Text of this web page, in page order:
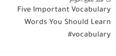
Five Important Vocabulary
Words You Should Learn
#vocabulary